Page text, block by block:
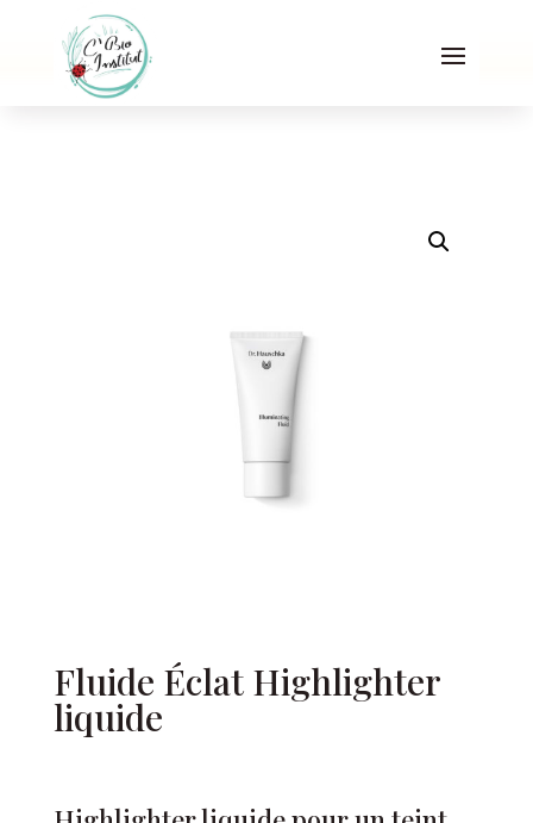
Fluide Éclat Highlighter
liquide